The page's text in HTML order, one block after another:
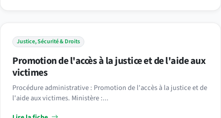
Justice, Sécurité & Droits
Promotion de l'accès à la justice et de l'aide aux
victimes
Procédure administrative : Promotion de l'accès à la justice et de
l'aide aux victimes. Ministère :...